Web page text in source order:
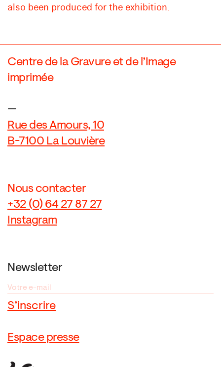
also been produced for the exhibition.
Centre de la Gravure et de l’Image
imprimée
—
Rue des Amours, 10
B-7100 La Louvière
Nous contacter
+32 (0) 64 27 87 27
Instagram
Newsletter
Espace presse